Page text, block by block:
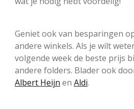
Geniet ook van besparingen
andere winkels. Als je wilt
volgende week de beste prijs
andere folders. Blader ook
Albert Heijn en Aldi.